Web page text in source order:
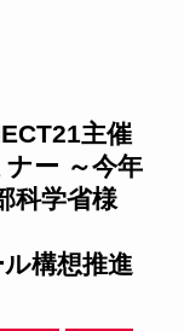
主催
ー ～今年
科学省様
構想推進